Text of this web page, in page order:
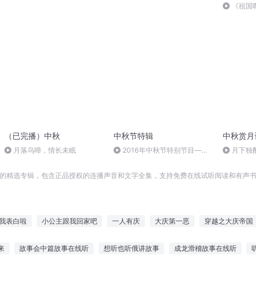
《祖
（已完播）中秋
月落乌啼，情长未眠
中秋节特辑
2016年中秋节特别节目—夏
中秋赏
月下独
精选专辑，包含正品授权的连播声音和文字全集，支持免费在线试听阅读和有声书
表白啦 小公主跟我回家吧 一人有庆 大庆第一恶 穿越之大庆帝国
故事会中篇故事在线听 想听也听俄讲故事 成龙滑稽故事在线听